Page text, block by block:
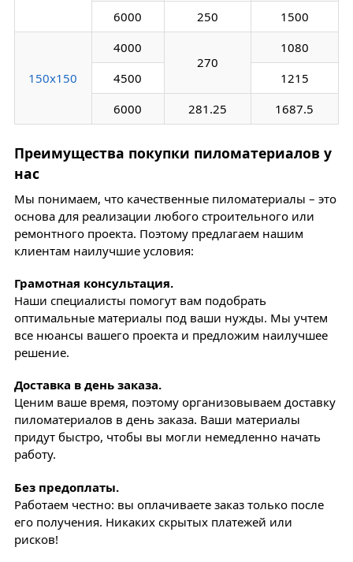
6000
250 1500
150х150
4000
270
1080
4500
1215
6000
281.25 1687.5
Преимущества покупки пиломатериалов у
нас
Мы понимаем, что качественные пиломатериалы – это
основа для реализации любого строительного или
ремонтного проекта. Поэтому предлагаем нашим
клиентам наилучшие условия:
Грамотная консультация.
Наши специалисты помогут вам подобрать
оптимальные материалы под ваши нужды. Мы учтем
все нюансы вашего проекта и предложим наилучшее
решение.
Доставка в день заказа.
Ценим ваше время, поэтому организовываем доставку
пиломатериалов в день заказа. Ваши материалы
придут быстро, чтобы вы могли немедленно начать
работу.
Без предоплаты.
Работаем честно: вы оплачиваете заказ только после
его получения. Никаких скрытых платежей или
рисков!